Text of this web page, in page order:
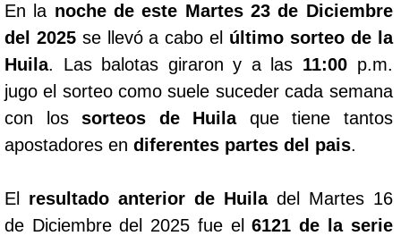
En la noche de este Martes 23 de Diciembre
del 2025se llevó a cabo el último sorteo de la
Huila. Las balotas giraron y a las 11:00p.m.
jugo el sorteo como suele suceder cada semana
con lossorteos de Huila que tiene tantos
apostadores en diferentes partes del pais.
El resultado anterior de Huiladel Martes 16
de Diciembre del 2025 fue el6121 de la serie